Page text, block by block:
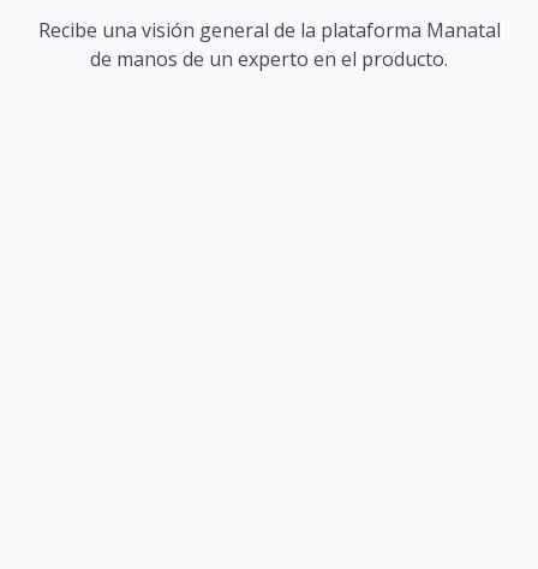
Recibe una visión general de la plataforma Manatal
de manos de un experto en el producto.